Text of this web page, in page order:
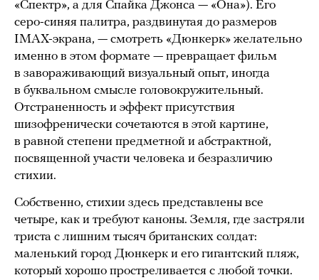
«Спектр», а для Спайка Джонса — «Она»). Его
серо-синяя палитра, раздвинутая до размеров
IMAX-экрана, — смотреть «Дюнкерк» желательно
именно в этом формате — превращает фильм
в завораживающий визуальный опыт, иногда
в буквальном смысле головокружительный.
Отстраненность и эффект присутствия
шизофренически сочетаются в этой картине,
в равной степени предметной и абстрактной,
посвященной участи человека и безразличию
стихии.
Собственно, стихии здесь представлены все
четыре, как и требуют каноны. Земля, где застряли
триста с лишним тысяч британских солдат:
маленький город Дюнкерк и его гигантский пляж,
который хорошо простреливается с любой точки.